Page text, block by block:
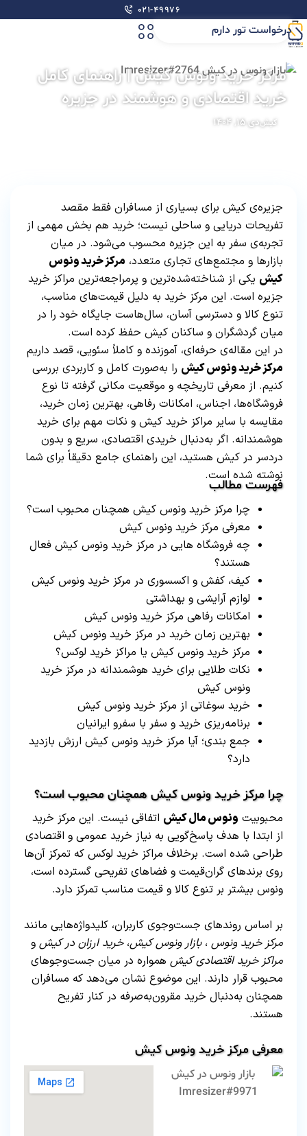
۰۲۱-۴۹۹۷۶
درخواست تور دارم
مرکز خرید ونوس کیش | راهنمای کامل
خرید اقتصادی و هوشمند در جزیره
کیشدی ۱۵, ۱۴۰۴
جزیره‌ی کیش برای بسیاری از مسافران فقط مقصد
تفریحات دریایی و ساحلی نیست؛ خرید هم بخش مهمی از
تجربه‌ی سفر به این جزیره محسوب می‌شود. در میان
بازارها و مجتمع‌های تجاری متعدد، مرکز خرید ونوس
کیش یکی از شناخته‌شده‌ترین و پرمراجعه‌ترین مراکز خرید
جزیره است. این مرکز خرید به دلیل قیمت‌های مناسب،
تنوع کالا و دسترسی آسان، سال‌هاست جایگاه خود را در
میان گردشگران و ساکنان کیش حفظ کرده است.
در این مقاله‌ی حرفه‌ای، آموزنده و کاملاً سئویی، قصد داریم
مرکز خرید ونوس کیش را به‌صورت کامل و کاربردی بررسی
کنیم. از معرفی تاریخچه و موقعیت مکانی گرفته تا نوع
فروشگاه‌ها، اجناس، امکانات رفاهی، بهترین زمان خرید،
مقایسه با سایر مراکز خرید کیش و نکات مهم برای خرید
هوشمندانه. اگر به‌دنبال خریدی اقتصادی، سریع و بدون
دردسر در کیش هستید، این راهنمای جامع دقیقاً برای شما
نوشته شده است.
فهرست مطالب
چرا مرکز خرید ونوس کیش همچنان محبوب است؟
معرفی مرکز خرید ونوس کیش
چه فروشگاه هایی در مرکز خرید ونوس کیش فعال
هستند؟
کیف، کفش و اکسسوری در مرکز خرید ونوس کیش
لوازم آرایشی و بهداشتی
امکانات رفاهی مرکز خرید ونوس کیش
بهترین زمان خرید در مرکز خرید ونوس کیش
مرکز خرید ونوس کیش یا مراکز خرید لوکس؟
نکات طلایی برای خرید هوشمندانه در مرکز خرید
ونوس کیش
خرید سوغاتی از مرکز خرید ونوس کیش
برنامه‌ریزی خرید و سفر با سفرو ایرانیان
جمع بندی؛ آیا مرکز خرید ونوس کیش ارزش بازدید
دارد؟
چرا مرکز خرید ونوس کیش همچنان محبوب است؟
محبوبیت ونوس مال کیش اتفاقی نیست. این مرکز خرید
از ابتدا با هدف پاسخ‌گویی به نیاز خرید عمومی و اقتصادی
طراحی شده است. برخلاف مراکز خرید لوکس که تمرکز آن‌ها
روی برندهای گران‌قیمت و فضاهای تفریحی گسترده است،
ونوس بیشتر بر تنوع کالا و قیمت مناسب تمرکز دارد.
بر اساس روندهای جست‌وجوی کاربران، کلیدواژه‌هایی مانند
مرکز خرید ونوس ،بازار ونوس کیش،خرید ارزان در کیش و
مراکز خرید اقتصادی کیش همواره در میان جست‌وجوهای
محبوب قرار دارند. این موضوع نشان می‌دهد که مسافران
همچنان به‌دنبال خرید مقرون‌به‌صرفه در کنار تفریح
هستند.
معرفی مرکز خرید ونوس کیش